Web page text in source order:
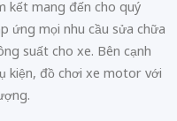
kết mang đến cho quý
ứng mọi nhu cầu sửa chữa
suất cho xe. Bên cạnh
kiện, đồ chơi xe motor với